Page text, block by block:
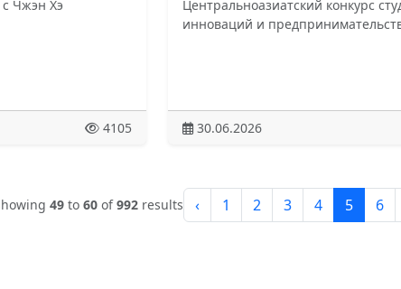
Чжэн Хэ
4105
Центральноазиатский конкурс
инноваций и
30.06.2026
49to 60of992results ‹ 1 2 3 4 5 6